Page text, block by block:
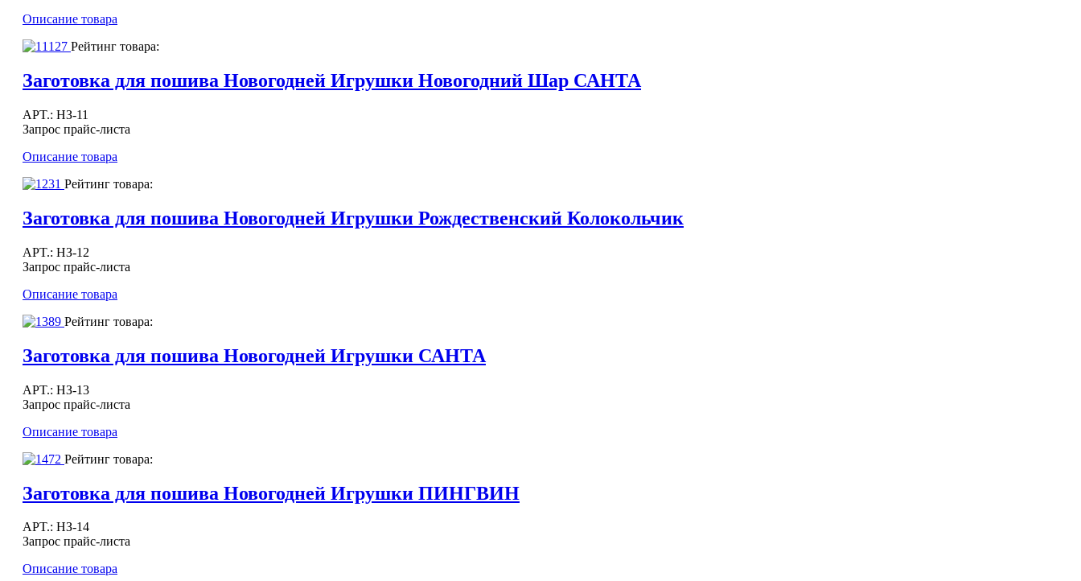
Описание товара
Рейтинг товара:
Заготовка для пошива Новогодней Игрушки Новогодний Шар САНТА
APT.: НЗ-11
Запрос прайс-листа
Описание товара
Рейтинг товара:
Заготовка для пошива Новогодней Игрушки Рождественский Колокольчик
APT.: НЗ-12
Запрос прайс-листа
Описание товара
Рейтинг товара:
Заготовка для пошива Новогодней Игрушки САНТА
APT.: НЗ-13
Запрос прайс-листа
Описание товара
Рейтинг товара:
Заготовка для пошива Новогодней Игрушки ПИНГВИН
APT.: НЗ-14
Запрос прайс-листа
Описание товара